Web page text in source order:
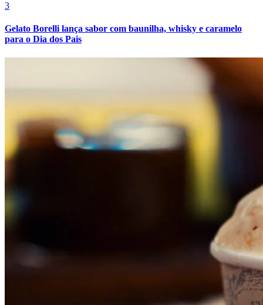
3
Gelato Borelli lança sabor com baunilha, whisky e caramelo
para o Dia dos Pais